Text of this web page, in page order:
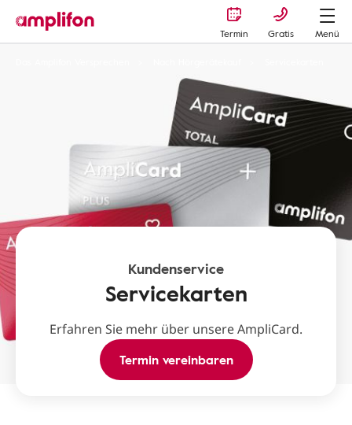
Termin Gratis
Menü
Kundenservice
Servicekarten
Erfahren Sie mehr über unsere AmpliCard.
Termin vereinbaren